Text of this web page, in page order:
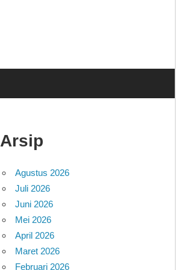
Arsip
Agustus 2026
Juli 2026
Juni 2026
Mei 2026
April 2026
Maret 2026
Februari 2026